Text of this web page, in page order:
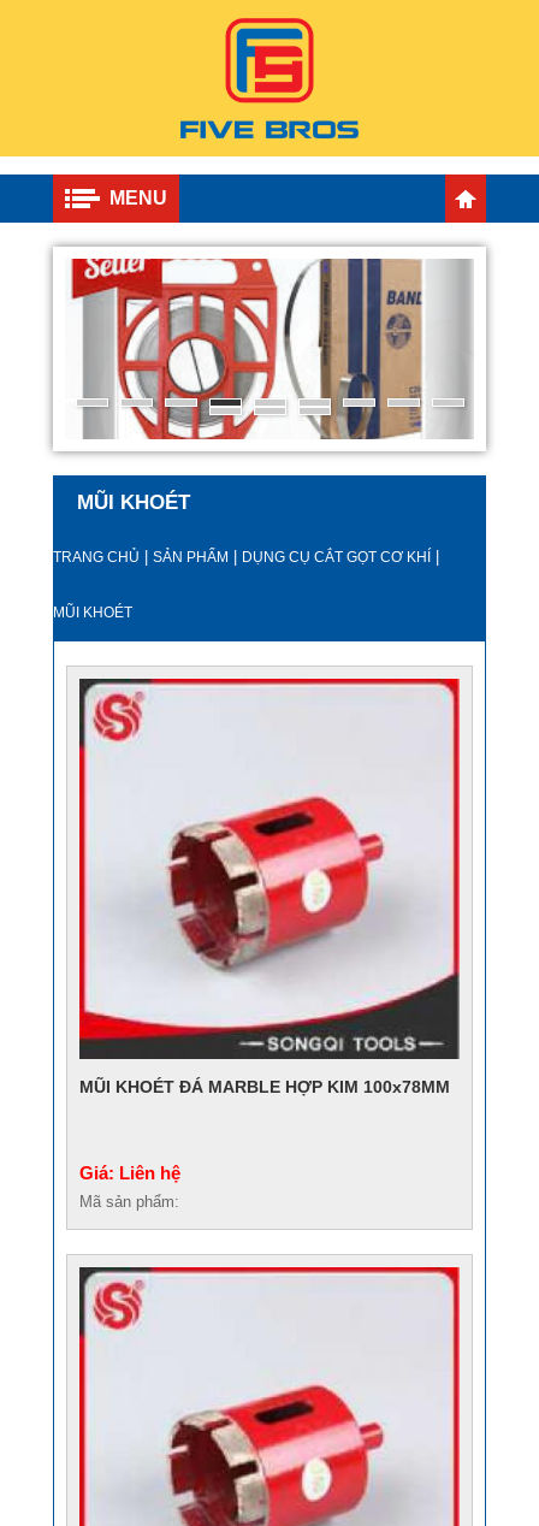
MENU
MŨI KHOÉT
TRANG CHỦ SẢN PHẨM DỤNG CỤ CẮT GỌT CƠ KHÍ
MŨI KHOÉT
MŨI KHOÉT ĐÁ MARBLE HỢP KIM 100x78MM
Giá: Liên hệ
Mã sản phẩm: